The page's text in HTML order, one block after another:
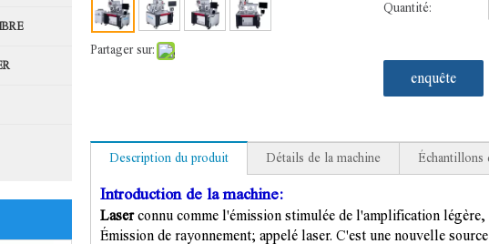
Partager sur:
Quantité:
enquête
Description du produit Détails de la machine Échantillons
Introduction de la machine:
Laserconnu comme l'émission stimulée de l'amplification
Émission de rayonnement; appelé laser. C'est une nouvelle